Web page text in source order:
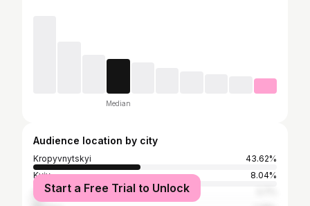
Median
Audience location by city
Kropyvnytskyi
43.62%
Kyiv
8.04%
Odesa
Start a Free Trial to Unlock